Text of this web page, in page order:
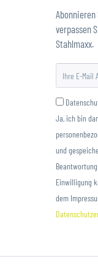
verpassen
Stahlmaxx.
Ja, ich bin
und
Einwilligung
dem